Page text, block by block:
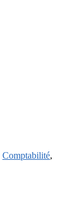
Comptabilité,